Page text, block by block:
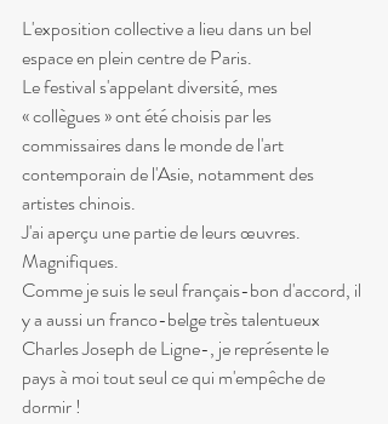
L'exposition collective a lieu dans un bel
espace en plein centre de Paris.
Le festival s'appelant diversité, mes
« collègues » ont été choisis par les
commissaires dans le monde de l'art
contemporain de l'Asie, notamment des
artistes chinois.
J'ai aperçu une partie de leurs œuvres.
Magnifiques.
Comme je suis le seul français-bon d'accord, il
y a aussi un franco-belge très talentueux
Charles Joseph de Ligne-, je représente le
pays à moi tout seul ce qui m'empêche de
dormir !